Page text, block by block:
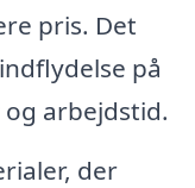
pris. Det
på
arbejdstid.
der